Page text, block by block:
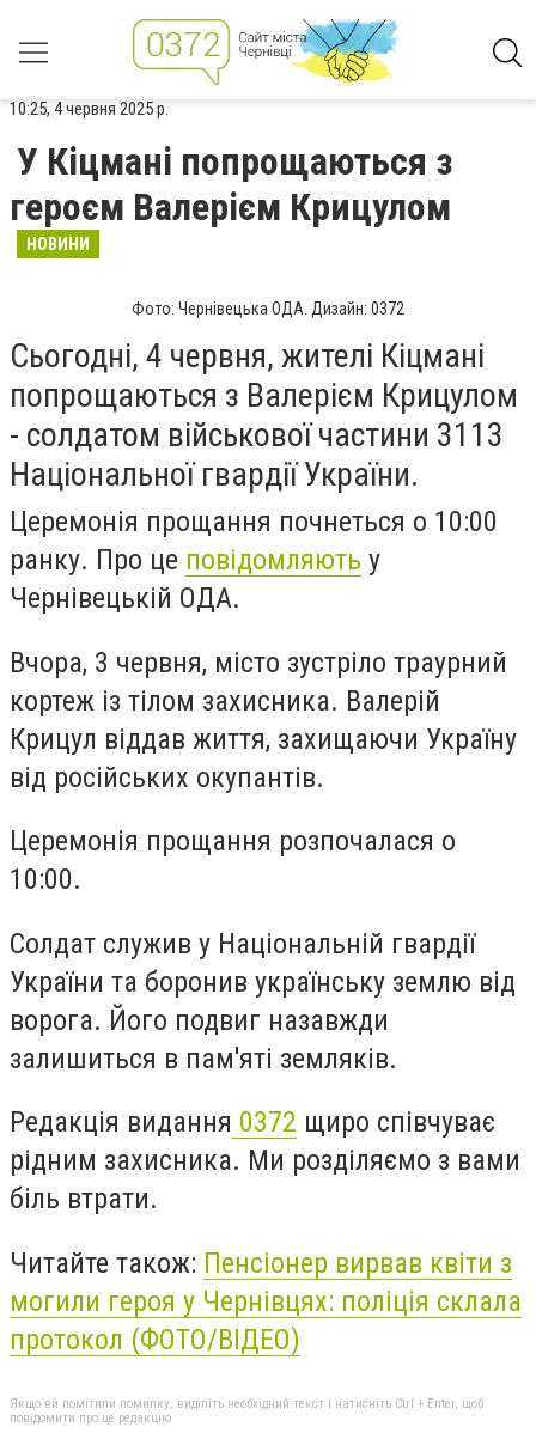
10:25, 4 червня 2025 р.
У Кіцмані попрощаються з
героєм Валерієм Крицулом
НОВИНИ
Фото: Чернівецька ОДА. Дизайн: 0372
Сьогодні, 4 червня, жителі Кіцмані
попрощаються з Валерієм Крицулом
- солдатом військової частини 3113
Національної гвардії України.
Церемонія прощання почнеться о 10:00
ранку. Про це повідомляють у
Чернівецькій ОДА.
Вчора, 3 червня, місто зустріло траурний
кортеж із тілом захисника. Валерій
Крицул віддав життя, захищаючи Україну
від російських окупантів.
Церемонія прощання розпочалася о
10:00.
Солдат служив у Національній гвардії
України та боронив українську землю від
ворога. Його подвиг назавжди
залишиться в пам'яті земляків.
Редакція видання 0372 щиро співчуває
рідним захисника. Ми розділяємо з вами
біль втрати.
Читайте також: Пенсіонер вирвав квіти з
могили героя у Чернівцях: поліція склала
протокол (ФОТО/ВІДЕО)
Якщо ви помітили помилку, виділіть необхідний текст і натисніть Ctrl + Enter, щоб
повідомити про це редакцію